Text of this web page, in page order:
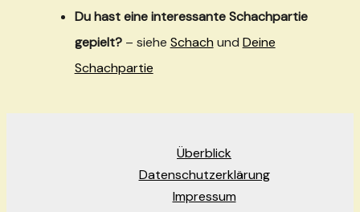
Du hast eine interessante Schachpartie
gepielt?– siehe Schach und Deine
Schachpartie
Überblick
Datenschutzerklärung
Impressum